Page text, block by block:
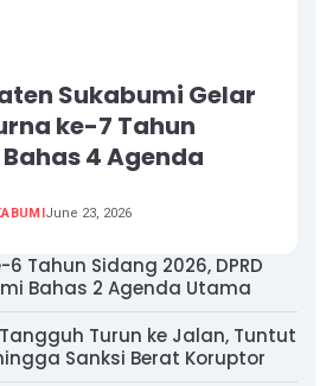
Sukabumi Gelar
ke-7 Tahun
4 Agenda
June 23, 2026
Tahun Sidang 2026, DPRD
Bahas 2 Agenda Utama
Turun ke Jalan, Tuntut
Sanksi Berat Koruptor